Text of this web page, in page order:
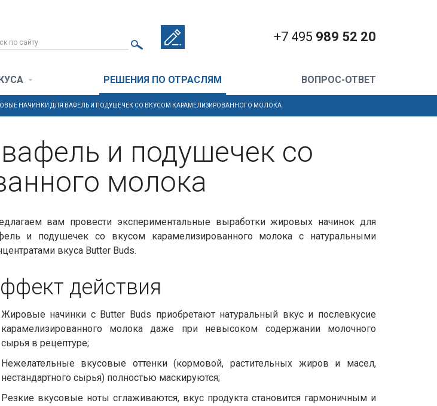
РЕШЕНИЯ ПО ОТРАСЛЯМ ВОПРОС-ОТВЕТ
+7 495 989 52 20
НАЧИНКИ ДЛЯ ВАФЕЛЬ И ПОДУШЕЧЕК СО ВКУСОМ КАРАМЕЛИЗИРОВАННОГО МОЛОКА
и подушечек со
молока
вам провести экспериментальные выработки жировых начинок для
и подушечек со вкусом карамелизированного молока с натуральными
вкуса Butter Buds.
действия​​
Жировые начинки с Butter Buds приобретают натуральный вкус и послевкусие
карамелизированного молока даже при невысоком содержании молочного
сырья в рецептуре;
Нежелательные вкусовые оттенки (кормовой, растительных жиров и масел,
нестандартного сырья) полностью маскируются;
Резкие вкусовые ноты сглаживаются, вкус продукта становится гармоничным и